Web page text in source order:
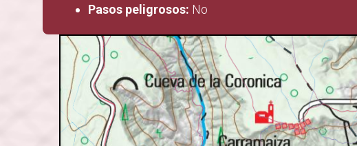
Pasos peligrosos: No